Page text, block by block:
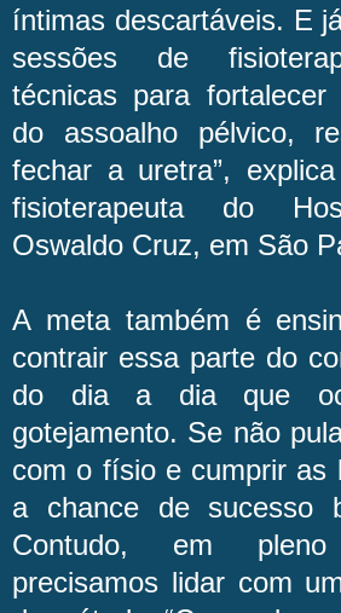
íntimas descartáveis. E
sessões de
técnicas para fortalecer
do assoalho pélvico,
fechar a uretra”,
fisioterapeuta do
Oswaldo Cruz, em São
A meta também é
contrair essa parte do
do dia a dia que
gotejamento. Se não
com o físio e cumprir as
a chance de sucesso
Contudo, em
precisamos lidar com